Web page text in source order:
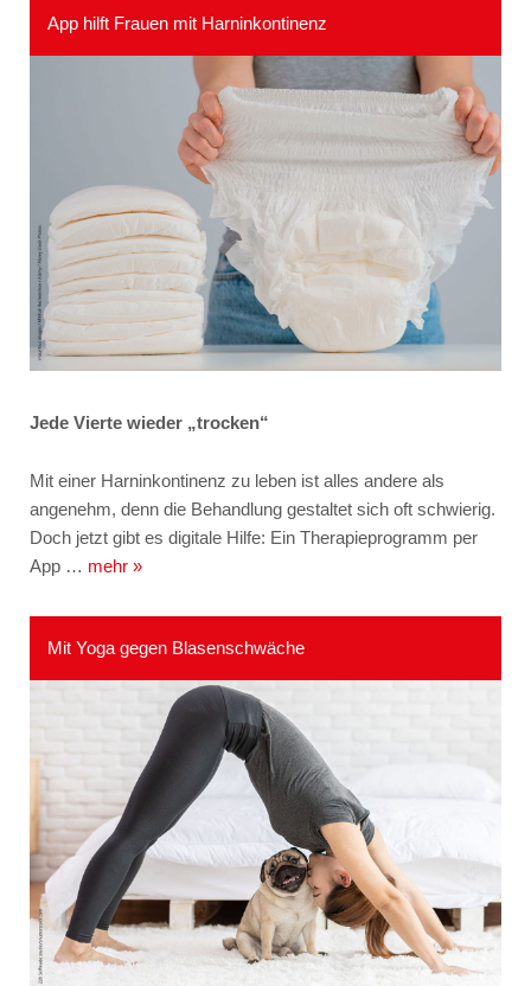
App hilft Frauen mit Harninkontinenz
Jede Vierte wieder „trocken“
Mit einer Harninkontinenz zu leben ist alles andere als
angenehm, denn die Behandlung gestaltet sich oft schwierig.
Doch jetzt gibt es digitale Hilfe: Ein Therapieprogramm per
App … mehr »
Mit Yoga gegen Blasenschwäche